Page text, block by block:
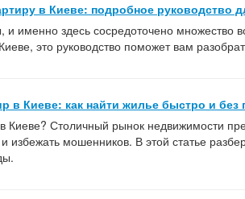
в Киеве: подробное руководство
именно здесь сосредоточено множество
это руководство поможет вам
в Киеве: как найти жилье быстро и без
Киеве? Столичный рынок недвижимости
избежать мошенников. В этой статье